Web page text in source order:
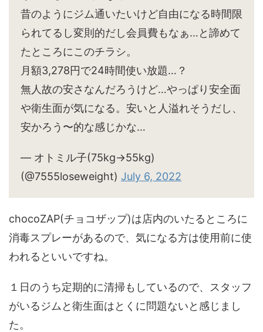
昔のようにジム通いたいけど自由になる時間限
られてるし変則的だし会員費もなぁ…と諦めて
たところにこのチラシ。
月額3,278円で24時間使い放題…？
無人故の安さなんだろうけど…やっぱり安全面
や衛生面が気になる。安いと人溢れそうだし、
安かろう〜的な感じかな…
— オトミル子(75kg→55kg)
(@7555loseweight) July 6, 2022
chocoZAP(チョコザップ)は店内のいたるところに
消毒スプレーがあるので、気になる方は使用前に使
われるといいですね。
１日のうち定期的に清掃もしているので、スタッフ
がいるジムと衛生面はとくに問題ないと感じまし
た。